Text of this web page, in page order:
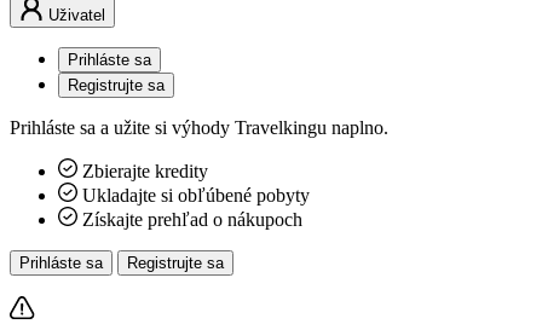
Uživatel
Prihláste sa
Registrujte sa
Prihláste sa a užite si výhody Travelkingu naplno.
Zbierajte kredity
Ukladajte si obľúbené pobyty
Získajte prehľad o nákupoch
Prihláste sa Registrujte sa